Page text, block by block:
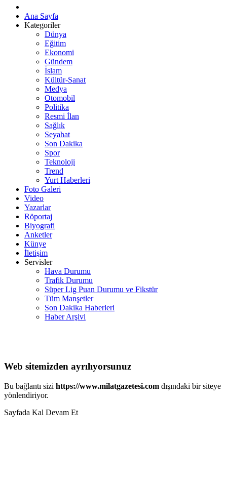
Ana Sayfa
Kategoriler
Dünya
Eğitim
Ekonomi
Gündem
İslam
Kültür-Sanat
Medya
Otomobil
Politika
Resmi İlan
Sağlık
Seyahat
Son Dakika
Spor
Teknoloji
Trend
Yurt Haberleri
Foto Galeri
Video
Yazarlar
Röportaj
Biyografi
Anketler
Künye
İletişim
Servisler
Hava Durumu
Trafik Durumu
Süper Lig Puan Durumu ve Fikstür
Tüm Manşetler
Son Dakika Haberleri
Haber Arşivi
Web sitemizden ayrılıyorsunuz
Bu bağlantı sizi https://www.milatgazetesi.com dışındaki bir siteye
yönlendiriyor.
Sayfada Kal Devam Et